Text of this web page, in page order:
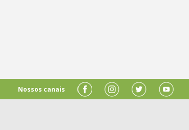
Nossos canais